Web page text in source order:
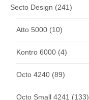
Secto Design (241)
Atto 5000 (10)
Kontro 6000 (4)
Octo 4240 (89)
Octo Small 4241 (133)